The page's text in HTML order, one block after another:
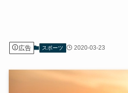
広告 スポーツ 2020-03-23